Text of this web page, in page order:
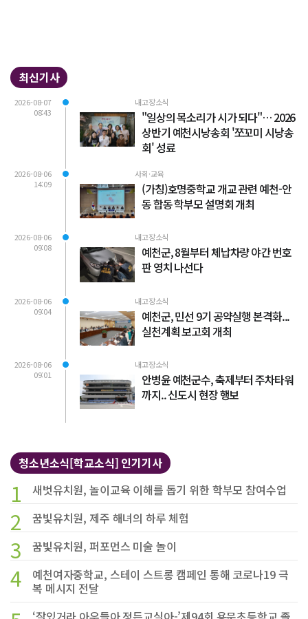
최신기사
2026-08-07
08:43
내고장소식
"일상의 목소리가 시가 되다"… 2026
상반기 예천시낭송회 '쪼꼬미 시낭송
회' 성료
2026-08-06
14:09
사회·교육
(가칭)호명중학교 개교 관련 예천-안
동 합동 학부모 설명회 개최
2026-08-06
09:08
내고장소식
예천군, 8월부터 체납차량 야간 번호
판 영치 나선다
2026-08-06
09:04
내고장소식
예천군, 민선 9기 공약실행 본격화...
실천계획 보고회 개최
2026-08-06
09:01
내고장소식
안병윤 예천군수, 축제부터 주차타워
까지.. 신도시 현장 행보
청소년소식[학교소식] 인기기사
1 새벗유치원, 놀이교육 이해를 돕기 위한 학부모 참여수업
2 꿈빛유치원, 제주 해녀의 하루 체험
3 꿈빛유치원, 퍼포먼스 미술 놀이
4
예천여자중학교, 스테이 스트롱 캠페인 통해 코로나19 극
복 메시지 전달